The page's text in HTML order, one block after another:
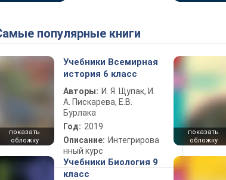
Самые популярные книги
показать
обложку
Учебники Всемирная
история 6 класс
Авторы: И. Я. Щупак, И.
А. Пискарева, Е.В.
Бурлака
Год: 2019
Описание: Интегрирова
нный курс
показать
обложку
Учебники Биология 9
класс